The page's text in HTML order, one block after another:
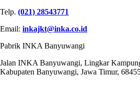
Telp. (021) 28543771
Email: inkajkt@inka.co.id
Pabrik INKA Banyuwangi
Jalan INKA Banyuwangi, Lingkar
Kabupaten Banyuwangi, Jawa Timur,